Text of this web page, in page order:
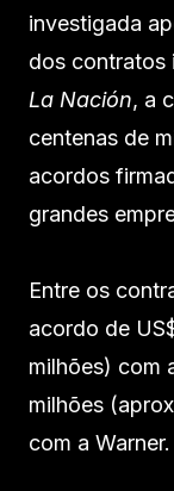
investigada
dos contratos
La Nación, a
centenas de
acordos
grandes
Entre os
acordo de
milhões) com
milhões
com a Warner.